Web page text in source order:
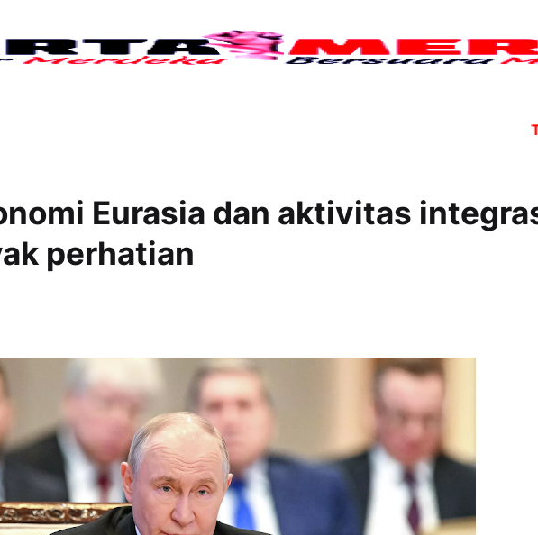
Tujuh
Eurasia dan aktivitas
perhatian